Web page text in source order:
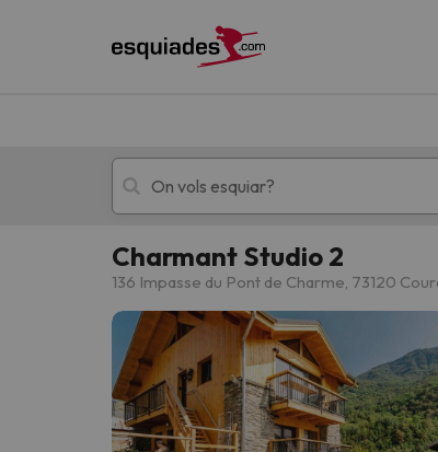
Esquí Escapades
Charmant Studio 2
136 Impasse du Pont de Charme, 73120